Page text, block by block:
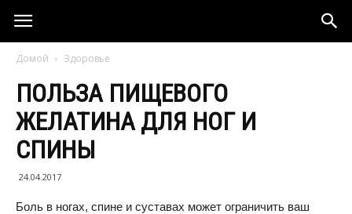
Домой Здоровье
ПОЛЬЗА ПИЩЕВОГО
ЖЕЛАТИНА ДЛЯ НОГ И
СПИНЫ
24.04.2017
Боль в ногах, спине и суставах может ограничить ваш